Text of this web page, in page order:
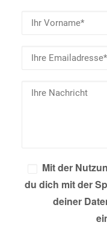
Mit der
du dich mit der
deiner